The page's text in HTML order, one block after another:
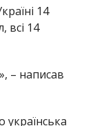
14
всі 14
– написав